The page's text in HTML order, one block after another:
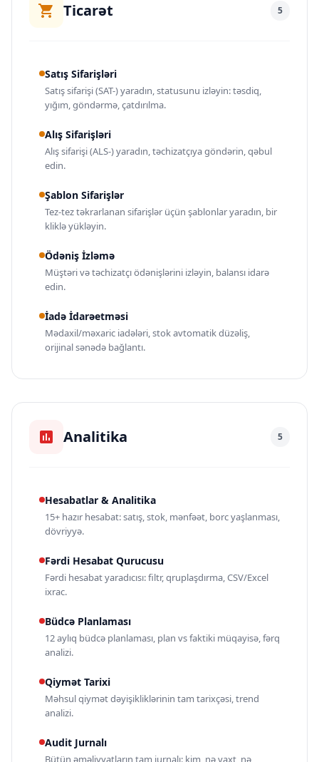
Ticarət 5
Satış Sifarişləri
Satış sifarişi (SAT-) yaradın, statusunu izləyin: təsdiq,
yığım, göndərmə, çatdırılma.
Alış Sifarişləri
Alış sifarişi (ALS-) yaradın, təchizatçıya göndərin, qəbul
edin.
Şablon Sifarişlər
Tez-tez təkrarlanan sifarişlər üçün şablonlar yaradın, bir
kliklə yükləyin.
Ödəniş İzləmə
Müştəri və təchizatçı ödənişlərini izləyin, balansı idarə
edin.
İadə İdarəetməsi
Mədaxil/məxaric iadələri, stok avtomatik düzəliş,
orijinal sənədə bağlantı.
Analitika 5
Hesabatlar & Analitika
15+ hazır hesabat: satış, stok, mənfəət, borc yaşlanması,
dövriyyə.
Fərdi Hesabat Qurucusu
Fərdi hesabat yaradıcısı: filtr, qruplaşdırma, CSV/Excel
ixrac.
Büdcə Planlaması
12 aylıq büdcə planlaması, plan vs faktiki müqayisə, fərq
analizi.
Qiymət Tarixi
Məhsul qiymət dəyişikliklərinin tam tarixçəsi, trend
analizi.
Audit Jurnalı
Bütün əməliyyatların tam jurnalı: kim, nə vaxt, nə